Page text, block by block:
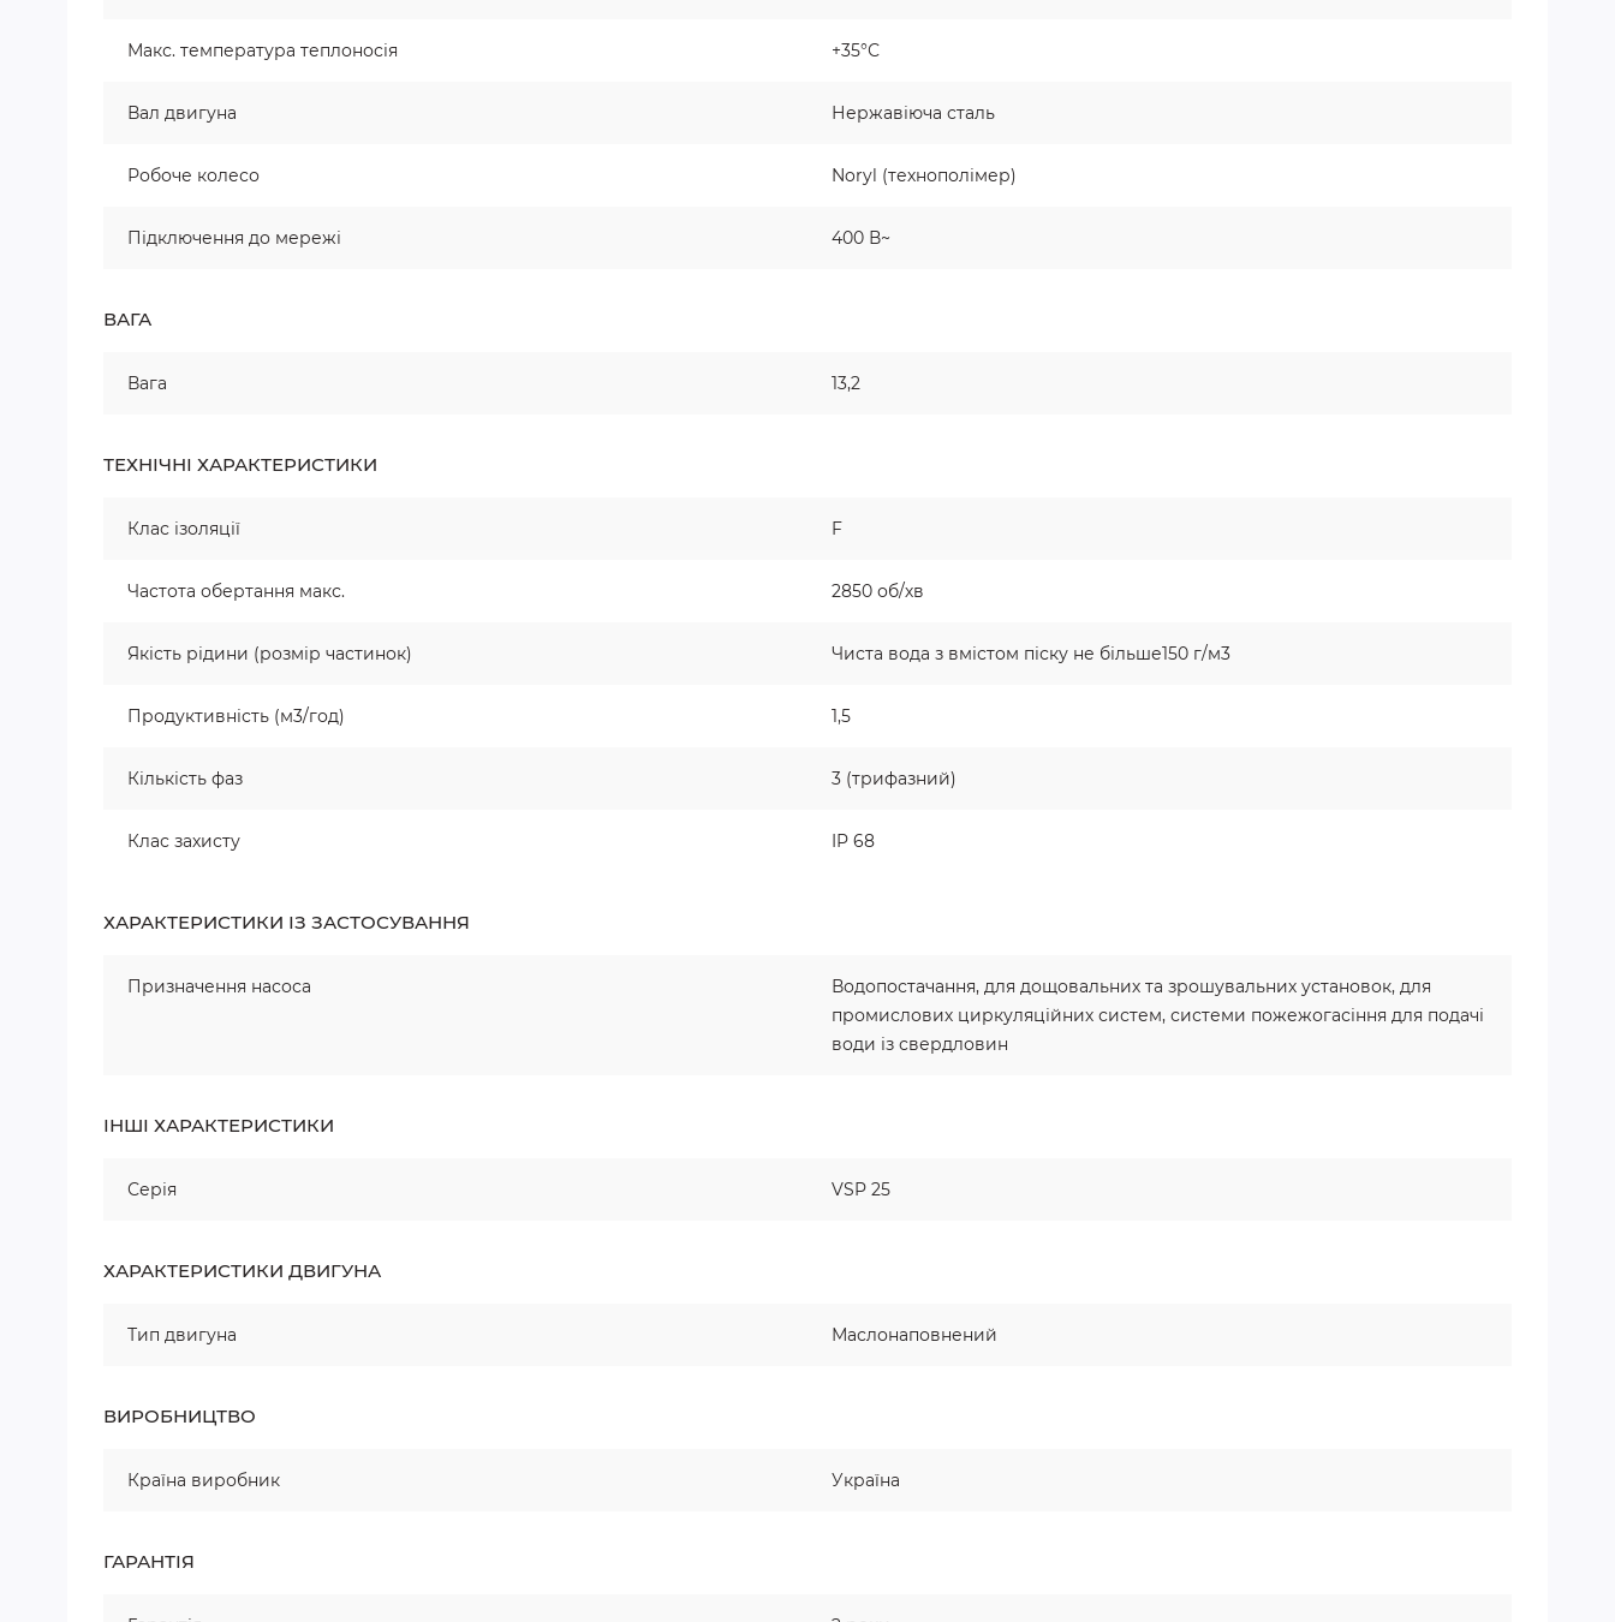
Макс. температура теплоносія +35°С
Вал двигуна Нержавіюча сталь
Робоче колесо Noryl (технополімер)
Підключення до мережі 400 В~
ВАГА
Вага 13,2
ТЕХНІЧНІ ХАРАКТЕРИСТИКИ
Клас ізоляції F
Частота обертання макс. 2850 об/хв
Якість рідини (розмір частинок) Чиста вода з вмістом піску не більше150 г/м3
Продуктивність (м3/год) 1,5
Кількість фаз 3 (трифазний)
Клас захисту IP 68
ХАРАКТЕРИСТИКИ ІЗ ЗАСТОСУВАННЯ
Призначення насоса
Водопостачання, для дощовальних та зрошувальних установок, для
промислових циркуляційних систем, системи пожежогасіння для подачі
води із свердловин
ІНШІ ХАРАКТЕРИСТИКИ
Серія VSP 25
ХАРАКТЕРИСТИКИ ДВИГУНА
Тип двигуна Маслонаповнений
ВИРОБНИЦТВО
Країна виробник Україна
ГАРАНТІЯ